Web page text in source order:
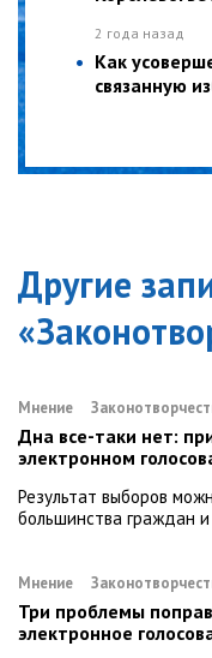
2 года назад
Как
связанную
Другие
«
Мнение
Дна все-таки нет:
электронном
Результат выборов
большинства граждан
Мнение
Три проблемы
электронное